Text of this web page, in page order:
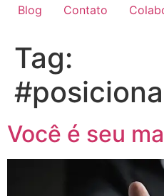
Blog
Contato
Tag:
Você é seu